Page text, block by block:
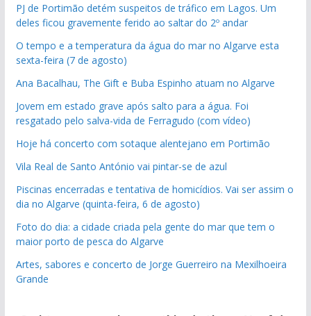
PJ de Portimão detém suspeitos de tráfico em Lagos. Um
deles ficou gravemente ferido ao saltar do 2º andar
O tempo e a temperatura da água do mar no Algarve esta
sexta-feira (7 de agosto)
Ana Bacalhau, The Gift e Buba Espinho atuam no Algarve
Jovem em estado grave após salto para a água. Foi
resgatado pelo salva-vida de Ferragudo (com vídeo)
Hoje há concerto com sotaque alentejano em Portimão
Vila Real de Santo António vai pintar-se de azul
Piscinas encerradas e tentativa de homicídios. Vai ser assim o
dia no Algarve (quinta-feira, 6 de agosto)
Foto do dia: a cidade criada pela gente do mar que tem o
maior porto de pesca do Algarve
Artes, sabores e concerto de Jorge Guerreiro na Mexilhoeira
Grande